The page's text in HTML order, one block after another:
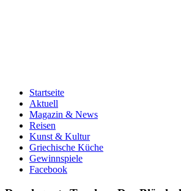
Startseite
Aktuell
Magazin & News
Reisen
Kunst & Kultur
Griechische Küche
Gewinnspiele
Facebook